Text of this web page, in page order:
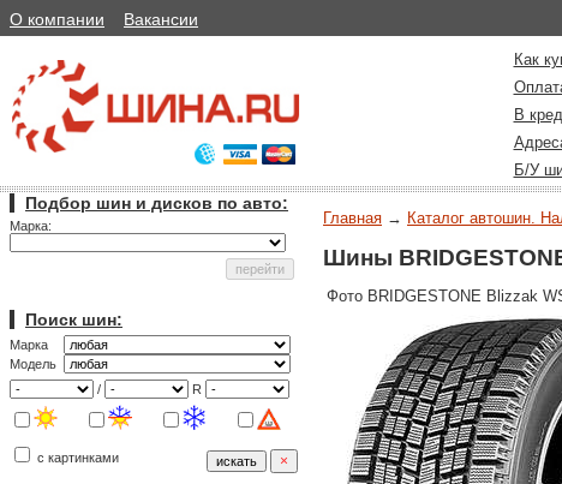
О компании Вакансии
Как
В
Б/У
Подбор шин и дисков по авто:
Марка:
Поиск шин:
Марка
Модель
/
R
с картинками
Главная → Каталог автошин.
Шины
Фото BRIDGESTONE Blizzak